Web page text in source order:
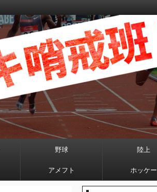
野球 陸上
アメフト ホッケー